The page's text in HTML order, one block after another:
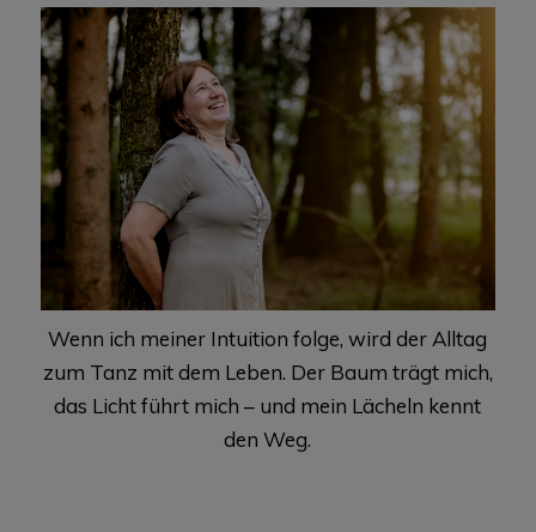
Wenn ich meiner Intuition folge, wird der Alltag
zum Tanz mit dem Leben. Der Baum trägt mich,
das Licht führt mich – und mein Lächeln kennt
den Weg.